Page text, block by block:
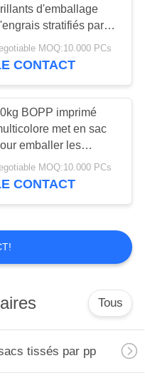
d'emballage
stratifiés par
film de BOPP avec le
en couleurs
MOQ:10.000 PCs
CONTACT
BOPP imprimé
met en sac
emballer les
engrais
riz/sucre/sel
MOQ:10.000 PCs
CONTACT
Tous
tissés par pp